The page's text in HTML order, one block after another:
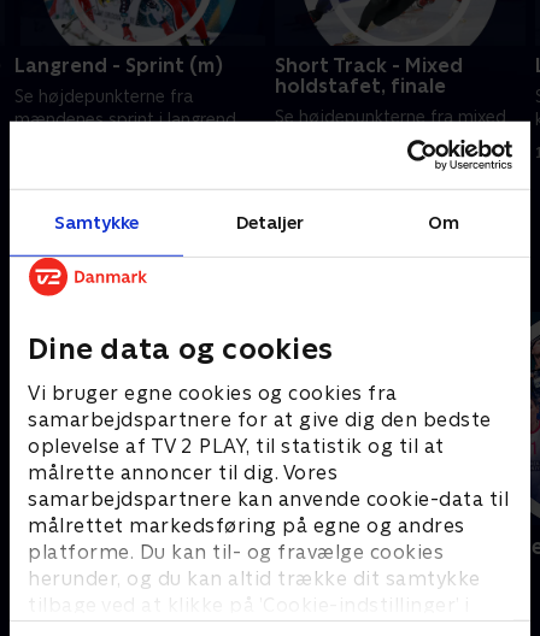
Samtykke Detaljer Om
Dine data og cookies
Vi bruger egne cookies og cookies fra
samarbejdspartnere for at give dig den bedste
oplevelse af TV 2 PLAY, til statistik og til at
målrette annoncer til dig. Vores
samarbejdspartnere kan anvende cookie-data til
målrettet markedsføring på egne og andres
platforme. Du kan til- og fravælge cookies
herunder, og du kan altid trække dit samtykke
tilbage ved at klikke på ’Cookie-indstillinger’ i
Langrend - Sprint (m)
Se højdepunkterne fra
mændenes sprint i langrend.
Short Track - Mixed
holdstafet, finale
Se højdepunkterne fra mixed
holdstafet i Short Track.
10. februar 2026 • 5 min
Andre så også
Sport Fokus
Sport Sport